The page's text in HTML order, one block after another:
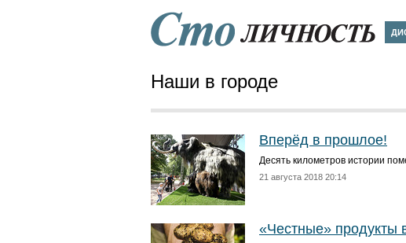
Наши в городе
Вперёд в прошлое!
Десять километров истории
21 августа 2018 20:14
«Честные» продукты